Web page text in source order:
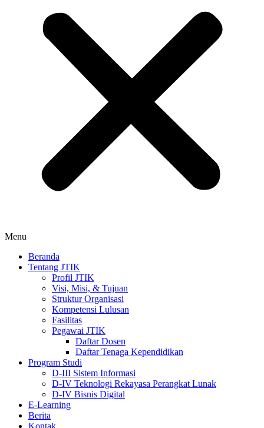
Menu
Beranda
Tentang JTIK
Profil JTIK
Visi, Misi, & Tujuan
Struktur Organisasi
Kompetensi Lulusan
Fasilitas
Pegawai JTIK
Daftar Dosen
Daftar Tenaga Kependidikan
Program Studi
D-III Sistem Informasi
D-IV Teknologi Rekayasa Perangkat Lunak
D-IV Bisnis Digital
E-Learning
Berita
Kontak